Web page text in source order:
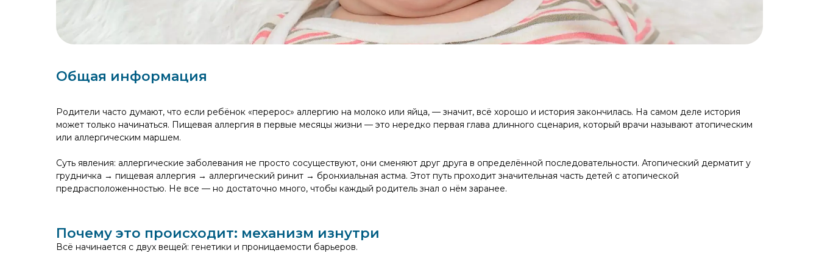
Общая информация
Родители часто думают, что если ребёнок «перерос» аллергию на молоко или яйца, — значит, всё хорошо и история закончилась. На самом деле история
может только начинаться. Пищевая аллергия в первые месяцы жизни — это нередко первая глава длинного сценария, который врачи называют атопическим
или аллергическим маршем.
Суть явления: аллергические заболевания не просто сосуществуют, они сменяют друг друга в определённой последовательности. Атопический дерматит у
грудничка → пищевая аллергия → аллергический ринит → бронхиальная астма. Этот путь проходит значительная часть детей с атопической
предрасположенностью. Не все — но достаточно много, чтобы каждый родитель знал о нём заранее.
Почему это происходит: механизм изнутри
Всё начинается с двух вещей: генетики и проницаемости барьеров.